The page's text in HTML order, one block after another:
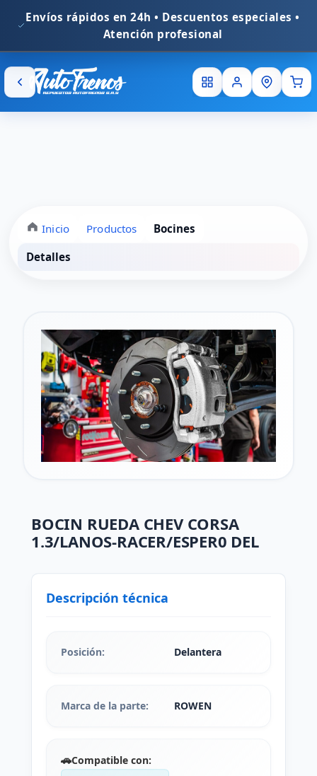
En
Inicio Productos
Bocines
Detalles
BOCIN RUEDA CHEV CORSA
1.3/LANOS-RACER/ESPER0 DEL
Descripción técnica
Posición: Delantera
Marca de la parte: ROWEN
🚗Compatible con: